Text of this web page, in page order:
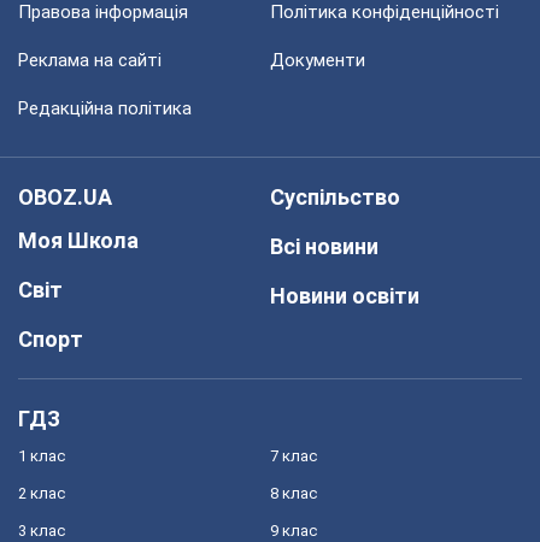
Правова інформація Політика конфіденційності
Реклама на сайті Документи
Редакційна політика
OBOZ.UA
Моя Школа
Світ
Спорт
Суспільство
Всі новини
Новини освіти
ГДЗ
1 клас
2 клас
3 клас
7 клас
8 клас
9 клас